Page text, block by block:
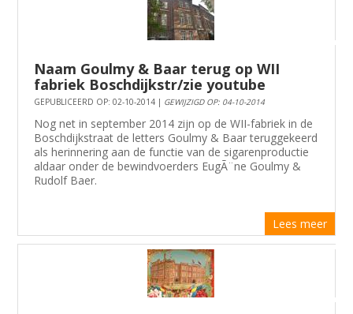
Naam Goulmy & Baar terug op WII
fabriek Boschdijkstr/zie youtube
GEPUBLICEERD OP: 02-10-2014 | GEWIJZIGD OP: 04-10-2014
Nog net in september 2014 zijn op de WII-fabriek in de
Boschdijkstraat de letters Goulmy & Baar teruggekeerd
als herinnering aan de functie van de sigarenproductie
aldaar onder de bewindvoerders EugÃ¨ne Goulmy &
Rudolf Baer.
Lees meer